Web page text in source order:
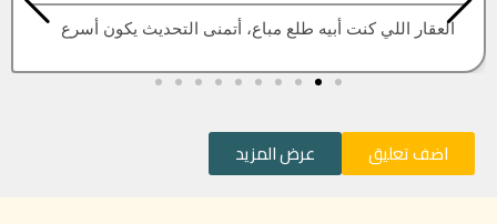
العقار اللي كنت أبيه طلع مباع، أتمنى التحديث يكون أسرع
اضف تعليق عرض المزيد